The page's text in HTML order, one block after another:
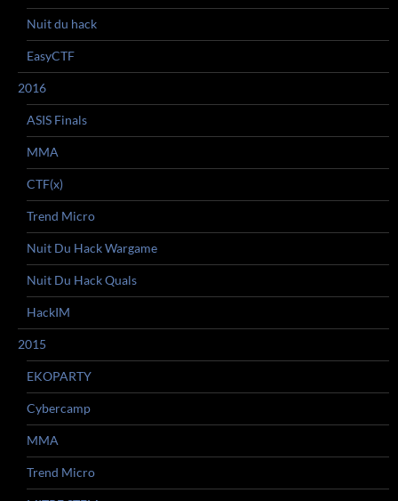
Nuit du hack
EasyCTF
2016
ASIS Finals
MMA
CTF(x)
Trend Micro
Nuit Du Hack Wargame
Nuit Du Hack Quals
HackIM
2015
EKOPARTY
Cybercamp
MMA
Trend Micro